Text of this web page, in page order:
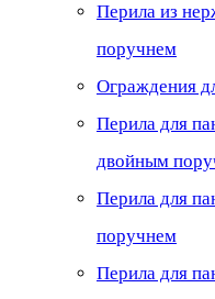
Перила из
поручнем
Ограждения
Перила для
двойным
Перила для
поручнем
Перила для